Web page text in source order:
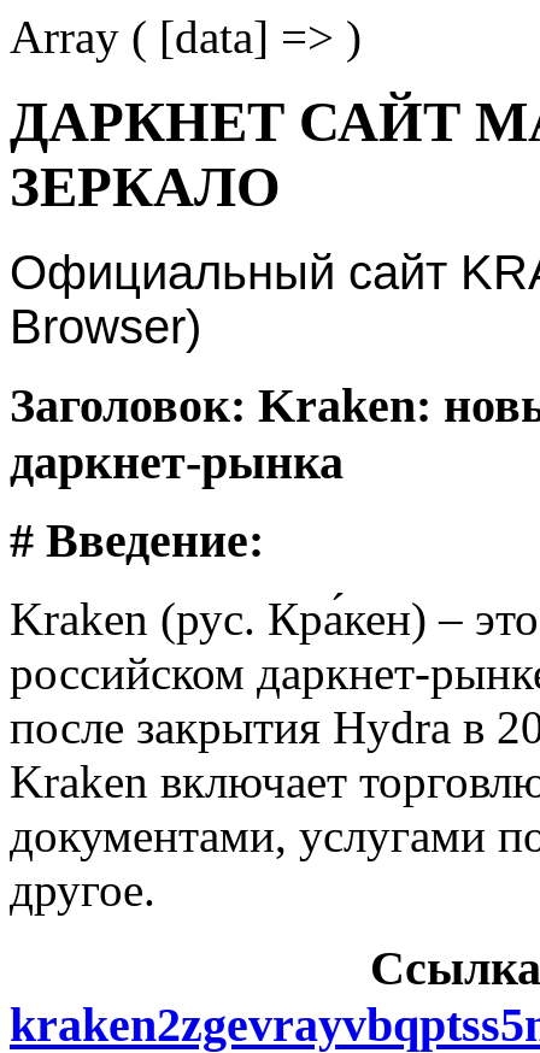
Array ( [data] => )
ДАРКНЕТ САЙТ
ЗЕРКАЛО
Официальный сайт
Browser)
Заголовок: Kraken:
даркнет-рынка
# Введение:
Kraken (рус. Кра́кен) –
российском даркнет-
после закрытия Hydra в
Kraken включает
документами, услугами
другое.